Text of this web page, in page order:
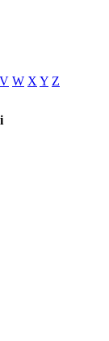
V W X Y Z